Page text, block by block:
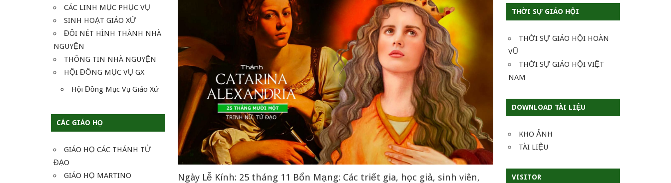
CÁC LINH MỤC PHỤC VỤ
SINH HOẠT GIÁO XỨ
ĐÔI NÉT HÌNH THÀNH NHÀ
NGUYỆN
THÔNG TIN NHÀ NGUYỆN
HỘI ĐỒNG MỤC VỤ GX
Hội Đồng Mục Vụ Giáo Xứ
CÁC GIÁO HỌ
GIÁO HỌ CÁC THÁNH TỬ
ĐẠO
GIÁO HỌ MARTINO
Ngày Lễ Kính: 25 tháng 11 Bổn Mạng: Các triết gia, học giả, sinh viên,
THỜI SỰ GIÁO HỘI
THỜI SỰ GIÁO HỘI HOÀN
VŨ
THỜI SỰ GIÁO HỘI VIỆT
NAM
DOWNLOAD TÀI LIỆU
KHO ẢNH
TÀI LIỆU
VISITOR